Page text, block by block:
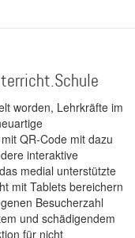
worden, Lehrkräfte im
QR-Code mit dazu
interaktive
medial unterstützte
mit Tablets bereichern
Besucherzahl
und schädigendem
für nicht